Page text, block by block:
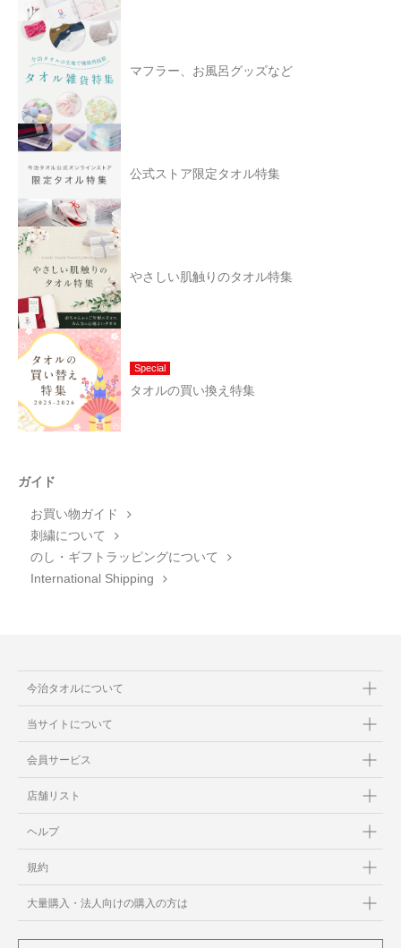
マフラー、お風呂グッズなど
公式ストア限定タオル特集
やさしい肌触りのタオル特集
Special
タオルの買い換え特集
ガイド
お買い物ガイド
刺繍について
のし・ギフトラッピングについて
International Shipping
今治タオルについて
当サイトについて
会員サービス
店舗リスト
ヘルプ
規約
大量購入・法人向けの購入の方は